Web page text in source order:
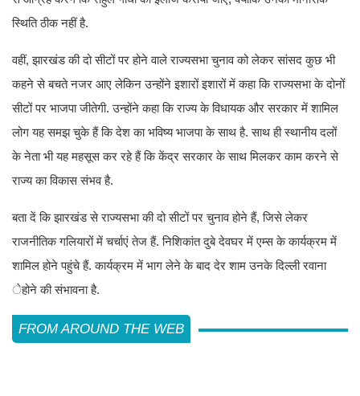
स्थिति ठीक नहीं है.
वहीं, झारखंड की दो सीटों पर होने वाले राज्यसभा चुनाव को लेकर सांसद कुछ भी
कहने से बचते नजर आए लेकिन उन्होंने इशारों इशारों में कहा कि राज्यसभा के दोनों
सीटों पर भाजपा जीतेगी. उन्होंने कहा कि राज्य के विधायक और सरकार में शामिल
लोग यह समझ चुके हैं कि देश का भविष्य भाजपा के साथ है. साथ ही स्थानीय दलों
के नेता भी यह महसूस कर रहे हैं कि केंद्र सरकार के साथ मिलकर काम करने से
राज्य का विकास संभव है.
बता दें कि झारखंड से राज्यसभा की दो सीटों पर चुनाव होने हैं, जिसे लेकर
राजनीतिक गलियारों में चर्चाएं तेज हैं. निशिकांत दुबे देवघर में एम्स के कार्यक्रम में
शामिल होने पहुंचे हैं. कार्यक्रम में भाग लेने के बाद देर शाम उनके दिल्ली रवाना
ेहोने की संभावना है.
FROM AROUND THE WEB